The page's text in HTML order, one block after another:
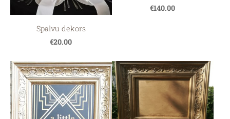
Spalvu dekors
€20.00
€140.00